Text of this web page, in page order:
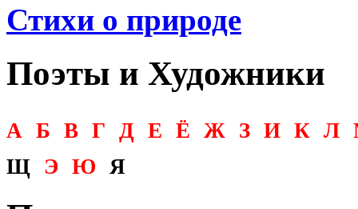
Стихи о природе
Поэты и Художники
А Б В Г Д Е Ё Ж З И К Л
Щ
Э Ю Я